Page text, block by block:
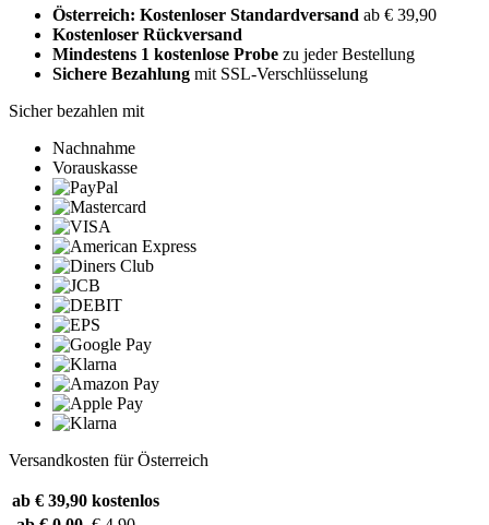
Österreich: Kostenloser Standardversand ab € 39,90
Kostenloser Rückversand
Mindestens 1 kostenlose Probe zu jeder Bestellung
Sichere Bezahlung mit SSL-Verschlüsselung
Sicher bezahlen mit
Nachnahme
Vorauskasse
Versandkosten für Österreich
ab € 39,90 kostenlos